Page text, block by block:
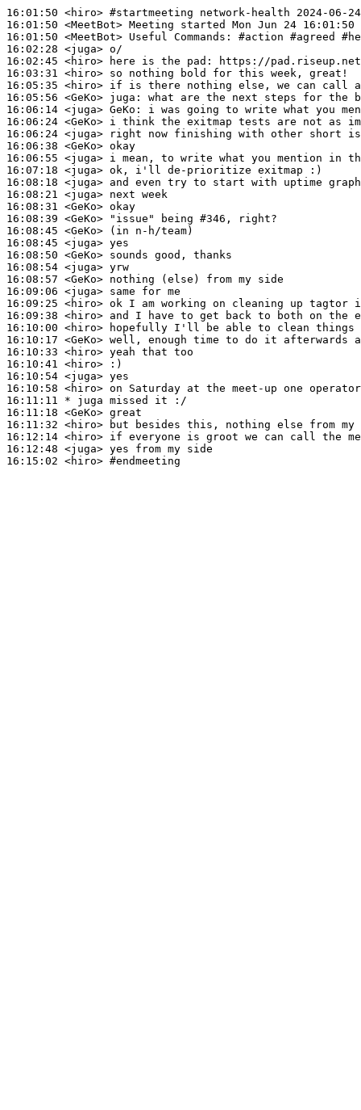
16:01:50 <hiro> #startmeeting network-health 2024-06-24
16:01:50 <MeetBot>
16:01:50 <MeetBot>
16:02:28 <juga>
16:02:45 <hiro>
16:03:31 <hiro>
16:05:35 <hiro>
16:05:56 <GeKo> juga:
16:06:14 <juga> GeKo:
16:06:24 <GeKo>
16:06:24 <juga>
16:06:38 <GeKo>
16:06:55 <juga>
16:07:18 <juga>
16:08:18 <juga>
16:08:21 <juga>
16:08:31 <GeKo>
16:08:39 <GeKo>
16:08:45 <GeKo>
16:08:45 <juga>
16:08:50 <GeKo>
16:08:54 <juga>
16:08:57 <GeKo>
16:09:06 <juga>
16:09:25 <hiro>
16:09:38 <hiro>
16:10:00 <hiro>
16:10:17 <GeKo>
16:10:33 <hiro>
16:10:41 <hiro>
16:10:54 <juga>
16:10:58 <hiro>
16:11:11 * juga missed it :/
16:11:18 <GeKo>
16:11:32 <hiro>
16:12:14 <hiro>
16:12:48 <juga>
16:15:02 <hiro> #endmeeting